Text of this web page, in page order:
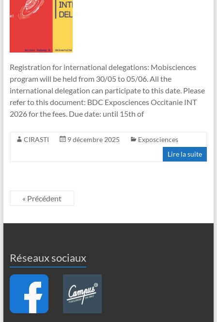
Registration for international delegations: Mobisciences
program will be held from 30/05 to 05/06. All the
international delegation can participate to this date. Please
refer to this document: BDC Exposciences Occitanie INT
2026 for the fees. Due date: until 15th of
CIRASTI 9 décembre 2025
Exposciences
Lire la suite
« Précédent
Réseaux sociaux